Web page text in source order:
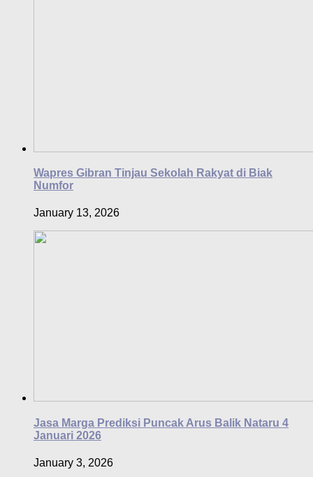
Wapres Gibran Tinjau Sekolah Rakyat di Biak
Numfor
January 13, 2026
Jasa Marga Prediksi Puncak Arus Balik Nataru 4
Januari 2026
January 3, 2026